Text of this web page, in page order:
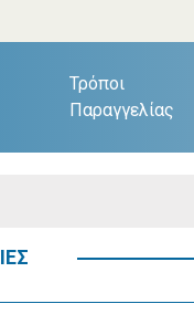
Τρόποι
Παραγγελίας